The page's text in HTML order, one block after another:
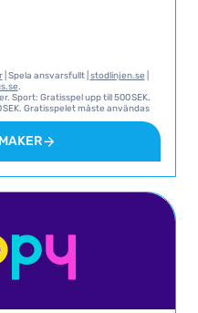
| Spela ansvarsfullt | stodlinjen.se
.
Sport: Gratisspel upp till 500 SEK.
SEK. Gratisspelet måste användas
endast ett spel. Vinster är direkt
McGee and The Rainbow Treasure
användas inom 7 dagar från
omsätts 35x inom 60 dagar.